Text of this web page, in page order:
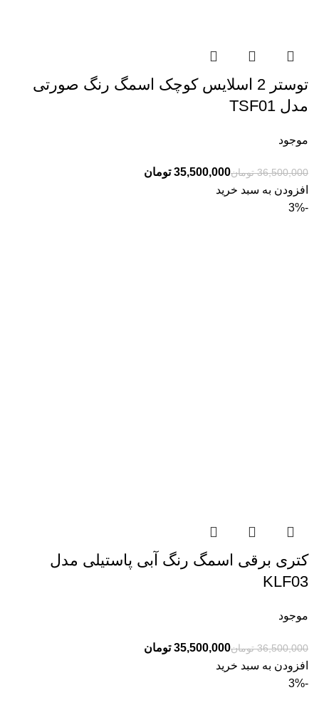
توستر 2 اسلایس کوچک اسمگ رنگ صورتی
مدل TSF01
موجود
36,500,000 تومان35,500,000 تومان
افزودن به سبد خرید
-3%
کتری برقی اسمگ رنگ آبی پاستیلی مدل
KLF03
موجود
36,500,000 تومان35,500,000 تومان
افزودن به سبد خرید
-3%